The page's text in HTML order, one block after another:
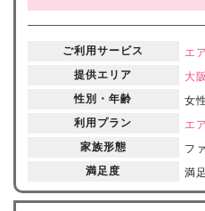
ご利用サービス
エ
提供エリア
大
性別・年齢
女
利用プラン
エ
家族形態
フ
満足度
満足